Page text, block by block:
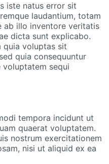
iste natus error sit
laudantium, totam
ab illo inventore veritatis
dicta sunt explicabo.
quia voluptas sit
quia consequuntur
sequi
tempora incidunt ut
quaerat voluptatem.
nostrum exercitationem
nisi ut aliquid ex ea